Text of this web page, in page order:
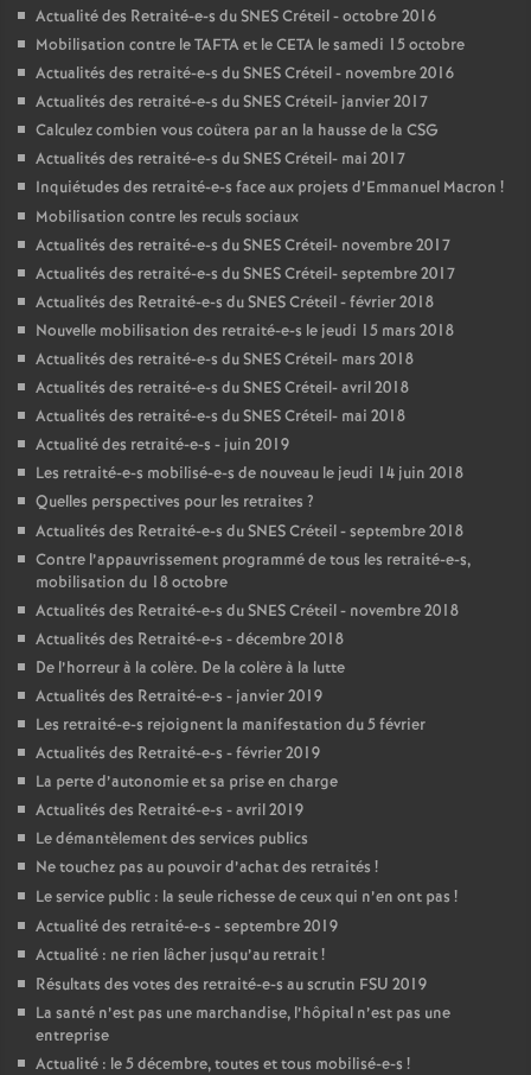
Actualité des Retraité-e-s duSNESCréteil - octobre 2016
Mobilisation contre leTAFTAet leCETA le samedi 15 octobre
Actualités des retraité-e-s duSNESCréteil - novembre 2016
Actualités des retraité-e-s duSNESCréteil- janvier 2017
Calculez combien vous coûtera par an la hausse de la CSG
Actualités des retraité-e-s duSNESCréteil- mai 2017
Inquiétudes des retraité-e-s face aux projets d’Emmanuel Macron !
Mobilisation contre les reculs sociaux
Actualités des retraité-e-s duSNESCréteil- novembre 2017
Actualités des retraité-e-s duSNESCréteil- septembre 2017
Actualités des Retraité-e-s duSNESCréteil - février 2018
Nouvelle mobilisation des retraité-e-s le jeudi 15 mars 2018
Actualités des retraité-e-s duSNESCréteil- mars 2018
Actualités des retraité-e-s duSNESCréteil- avril 2018
Actualités des retraité-e-s duSNESCréteil- mai 2018
Actualité des retraité-e-s - juin 2019
Les retraité-e-s mobilisé-e-s de nouveau le jeudi 14 juin 2018
Quelles perspectives pour les retraites ?
Actualités des Retraité-e-s duSNESCréteil - septembre 2018
Contre l’appauvrissement programmé de tous les retraité-e-s,
mobilisation du 18 octobre
Actualités des Retraité-e-s duSNESCréteil - novembre 2018
Actualités des Retraité-e-s - décembre 2018
De l’horreur à la colère. De la colère à la lutte
Actualités des Retraité-e-s - janvier 2019
Les retraité-e-s rejoignent la manifestation du 5 février
Actualités des Retraité-e-s - février 2019
La perte d’autonomie et sa prise en charge
Actualités des Retraité-e-s - avril 2019
Le démantèlement des services publics
Ne touchez pas au pouvoir d’achat des retraités !
Le service public : la seule richesse de ceux qui n’en ont pas !
Actualité des retraité-e-s - septembre 2019
Actualité : ne rien lâcher jusqu’au retrait!
Résultats des votes des retraité-e-s au scrutin FSU 2019
La santé n’est pas une marchandise, l’hôpital n’est pas une
entreprise
Actualité : le 5 décembre, toutes et tous mobilisé-e-s !